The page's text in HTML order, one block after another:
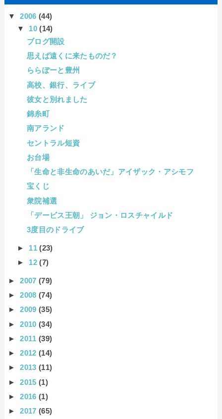
▼2006(44)
▼ 10(14)
ブログ開設
思えば遠くに来たものだ？
ららぽーと豊州
高校、銀行、ライブ
彼女と別れました
錦糸町
南アランド
セントラル短資
お台場
「生命と非生命のあいだ」アイザック・アシモフ
宝くじ
衆院補選
「デービス王朝」 ジョン・ロスチャイルド
3度目のドライブ
► 11(23)
► 12(7)
►2007(79)
►2008(74)
►2009(35)
►2010(34)
►2011(39)
►2012(14)
►2013(11)
►2015(1)
►2016(1)
►2017(65)